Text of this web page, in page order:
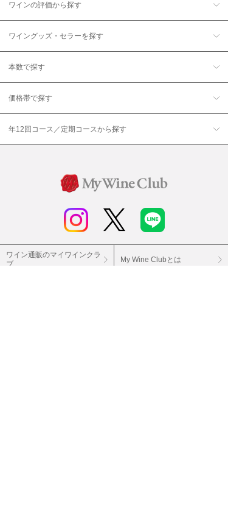
ワインの評価から探す
ワイングッズ・セラーを探す
本数で探す
価格帯で探す
年12回コース／定期コースから探す
ワイン通販のマイワインクラ
ブ
My Wine Clubとは